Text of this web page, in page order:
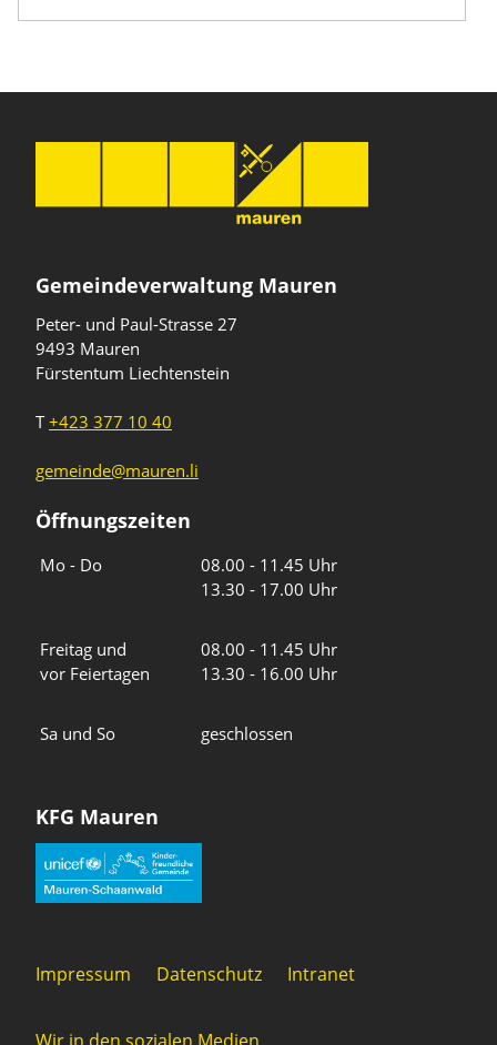
Gemeindeverwaltung Mauren
Peter- und Paul-Strasse 27
9493 Mauren
Fürstentum Liechtenstein
T+423 377 10 40
gemeinde@mauren.li
Öffnungszeiten
Mo - Do
08.00 - 11.45 Uhr
13.30 - 17.00 Uhr
Freitag und
vor Feiertagen
08.00 - 11.45 Uhr
13.30 - 16.00 Uhr
Sa und So geschlossen
KFG Mauren
Impressum Datenschutz Intranet